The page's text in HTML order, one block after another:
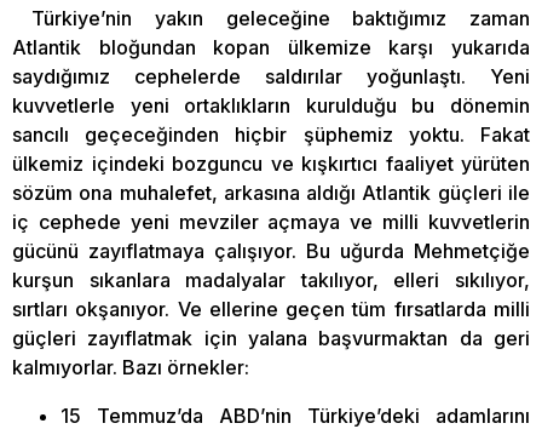
Türkiye’nin yakın geleceğine baktığımız zaman
Atlantik bloğundan kopan ülkemize karşı yukarıda
saydığımız cephelerde saldırılar yoğunlaştı. Yeni
kuvvetlerle yeni ortaklıkların kurulduğu bu dönemin
sancılı geçeceğinden hiçbir şüphemiz yoktu. Fakat
ülkemiz içindeki bozguncu ve kışkırtıcı faaliyet yürüten
sözüm ona muhalefet, arkasına aldığı Atlantik güçleri ile
iç cephede yeni mevziler açmaya ve milli kuvvetlerin
gücünü zayıflatmaya çalışıyor. Bu uğurda Mehmetçiğe
kurşun sıkanlara madalyalar takılıyor, elleri sıkılıyor,
sırtları okşanıyor. Ve ellerine geçen tüm fırsatlarda milli
güçleri zayıflatmak için yalana başvurmaktan da geri
kalmıyorlar. Bazı örnekler:
15 Temmuz’da ABD’nin Türkiye’deki adamlarını